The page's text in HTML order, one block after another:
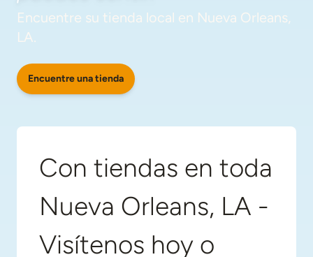
Encuentre su tienda local en Nueva Orleans,
LA.
Encuentre una tienda
Con tiendas en toda
Nueva Orleans, LA -
Visítenos hoy o